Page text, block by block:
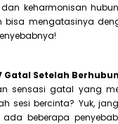
keharmonisan
bisa mengatasinya
Gatal Setelah
sensasi gatal yang
sesi bercinta? Yuk,
beberapa